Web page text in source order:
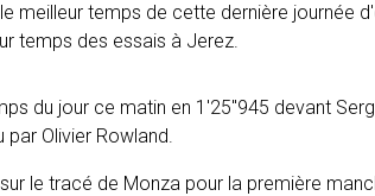
meilleur temps de cette dernière journée
temps des essais à Jerez.
du jour ce matin en 1'25"945 devant
Olivier Rowland.
le tracé de Monza pour la première